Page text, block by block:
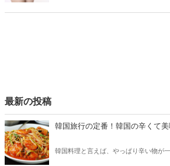
最新の投稿
韓国旅行の定番！韓国の辛くて
韓国料理と言えば、やっぱり辛い物が